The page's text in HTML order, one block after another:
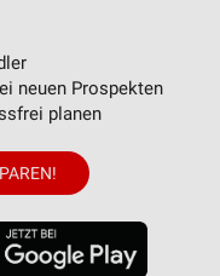
neuen Prospekten
planen